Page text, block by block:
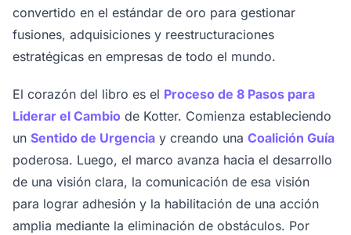
convertido en el estándar de oro para gestionar
fusiones, adquisiciones y reestructuraciones
estratégicas en empresas de todo el mundo.
El corazón del libro es el Proceso de 8 Pasos para
Liderar el Cambio de Kotter. Comienza estableciendo
un Sentido de Urgencia y creando una Coalición Guía
poderosa. Luego, el marco avanza hacia el desarrollo
de una visión clara, la comunicación de esa visión
para lograr adhesión y la habilitación de una acción
amplia mediante la eliminación de obstáculos. Por